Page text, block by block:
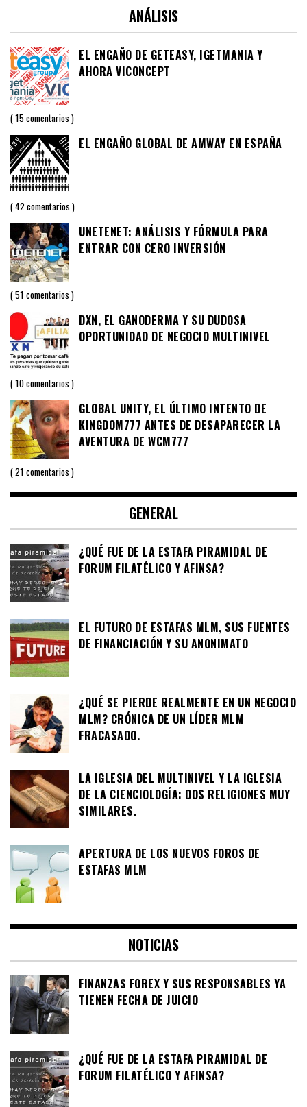
ANÁLISIS
EL ENGAÑO DE GETEASY, IGETMANIA Y
AHORA VICONCEPT
15 comentarios
EL ENGAÑO GLOBAL DE AMWAY EN ESPAÑA
42 comentarios
UNETENET: ANÁLISIS Y FÓRMULA PARA
ENTRAR CON CERO INVERSIÓN
51 comentarios
DXN, EL GANODERMA Y SU DUDOSA
OPORTUNIDAD DE NEGOCIO MULTINIVEL
10 comentarios
GLOBAL UNITY, EL ÚLTIMO INTENTO DE
KINGDOM777 ANTES DE DESAPARECER LA
AVENTURA DE WCM777
21 comentarios
GENERAL
¿QUÉ FUE DE LA ESTAFA PIRAMIDAL DE
FORUM FILATÉLICO Y AFINSA?
EL FUTURO DE ESTAFAS MLM, SUS FUENTES
DE FINANCIACIÓN Y SU ANONIMATO
¿QUÉ SE PIERDE REALMENTE EN UN NEGOCIO
MLM? CRÓNICA DE UN LÍDER MLM
FRACASADO.
LA IGLESIA DEL MULTINIVEL Y LA IGLESIA
DE LA CIENCIOLOGÍA: DOS RELIGIONES MUY
SIMILARES.
APERTURA DE LOS NUEVOS FOROS DE
ESTAFAS MLM
NOTICIAS
FINANZAS FOREX Y SUS RESPONSABLES YA
TIENEN FECHA DE JUICIO
¿QUÉ FUE DE LA ESTAFA PIRAMIDAL DE
FORUM FILATÉLICO Y AFINSA?